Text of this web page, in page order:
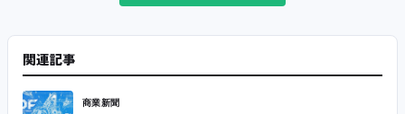
関連記事
商業新聞